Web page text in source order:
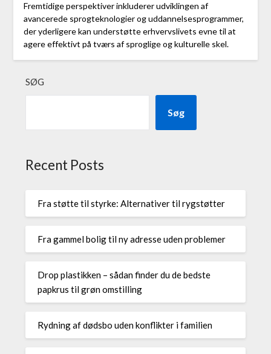
Fremtidige perspektiver inkluderer udviklingen af
avancerede sprogteknologier og uddannelsesprogrammer,
der yderligere kan understøtte erhvervslivets evne til at
agere effektivt på tværs af sproglige og kulturelle skel.
SØG
Søg
Recent Posts
Fra støtte til styrke: Alternativer til rygstøtter
Fra gammel bolig til ny adresse uden problemer
Drop plastikken – sådan finder du de bedste
papkrus til grøn omstilling
Rydning af dødsbo uden konflikter i familien